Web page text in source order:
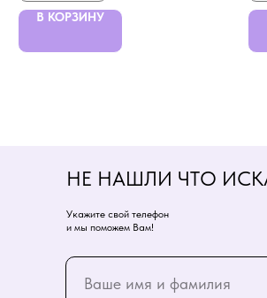
В КОРЗИНУ
НЕ НАШЛИ ЧТО
Укажите свой телефон
и мы поможем Вам!